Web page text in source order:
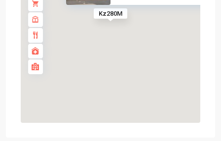
Kz280M